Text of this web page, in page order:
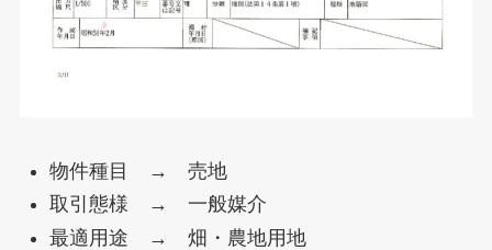
物件種目 → 売地
取引態様 → 一般媒介
最適用途 → 畑・農地用地